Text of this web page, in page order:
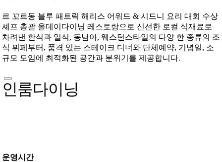
르 꼬르동 블루 패트릭 해리스 어워드 & 시드니 요리 대회 수상
셰프 총괄 올데이다이닝 레스토랑으로 신선한 로컬 식재료로
차려낸 한식과 일식, 동남아, 웨스턴스타일의 다양 한 종류의 조
식 뷔페부터, 품격 있는 스테이크 디너와 단체예약, 기념일, 소
규모 모임에 최적화된 공간과 분위기를 제공합니다.
인룸다이닝
운영시간